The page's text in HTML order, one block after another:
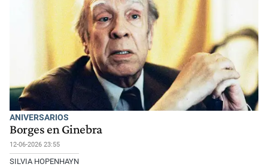
ANIVERSARIOS
Borges en Ginebra
12-06-2026 23:55
SILVIA HOPENHAYN